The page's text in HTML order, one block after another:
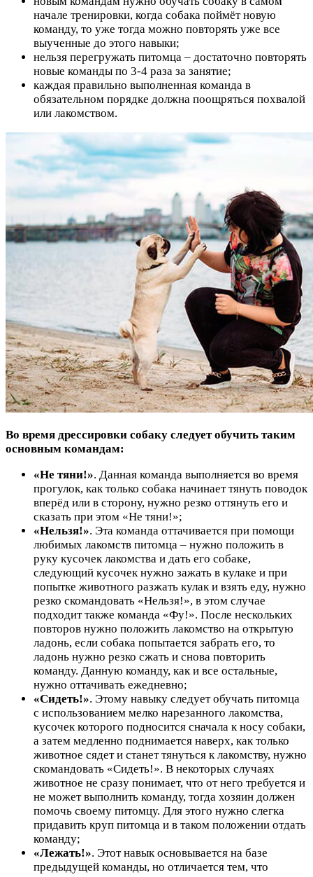
начале тренировки, когда собака поймёт новую
команду, то уже тогда можно повторять уже все
выученные до этого навыки;
нельзя перегружать питомца – достаточно повторять
новые команды по 3-4 раза за занятие;
каждая правильно выполненная команда в
обязательном порядке должна поощряться похвалой
или лакомством.
Во время дрессировки собаку следует обучить таким
основным командам:
«Не тяни!». Данная команда выполняется во время
прогулок, как только собака начинает тянуть поводок
вперёд или в сторону, нужно резко оттянуть его и
сказать при этом «Не тяни!»;
«Нельзя!». Эта команда оттачивается при помощи
любимых лакомств питомца – нужно положить в
руку кусочек лакомства и дать его собаке,
следующий кусочек нужно зажать в кулаке и при
попытке животного разжать кулак и взять еду, нужно
резко скомандовать «Нельзя!», в этом случае
подходит также команда «Фу!». После нескольких
повторов нужно положить лакомство на открытую
ладонь, если собака попытается забрать его, то
ладонь нужно резко сжать и снова повторить
команду. Данную команду, как и все остальные,
нужно оттачивать ежедневно;
«Сидеть!». Этому навыку следует обучать питомца
с использованием мелко нарезанного лакомства,
кусочек которого подносится сначала к носу собаки,
а затем медленно поднимается наверх, как только
животное сядет и станет тянуться к лакомству, нужно
скомандовать «Сидеть!». В некоторых случаях
животное не сразу понимает, что от него требуется и
не может выполнить команду, тогда хозяин должен
помочь своему питомцу. Для этого нужно слегка
придавить круп питомца и в таком положении отдать
команду;
«Лежать!». Этот навык основывается на базе
предыдущей команды, но отличается тем, что